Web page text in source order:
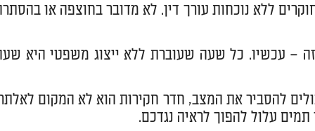
ללא נוכחות עורך דין. לא מדובר בחוצפה או
– עכשיו. כל שעה שעוברת ללא ייצוג משפטי היא
להסביר את המצב, חדר חקירות הוא לא המקום
עלול להפוך לראיה נגדכם.